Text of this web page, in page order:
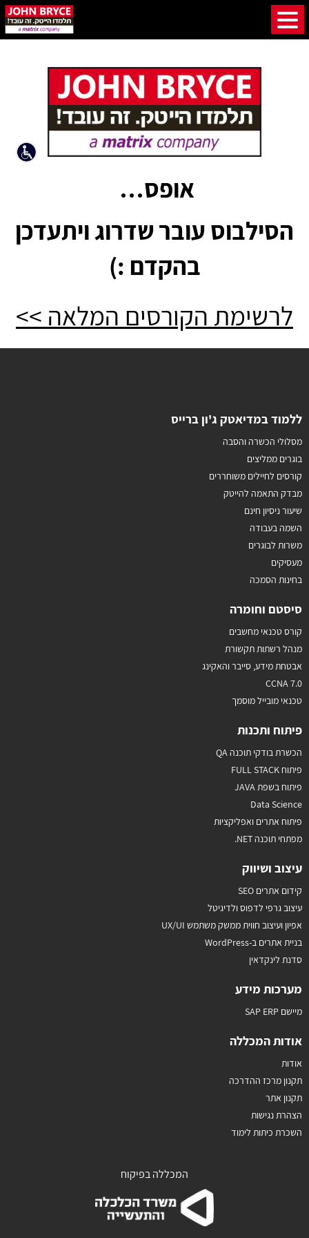
אופס…
הסילבוס עובר שדרוג ויתעדכן
בהקדם :)
לרשימת הקורסים המלאה >>
ללמוד במדיאטק ג'ון ברייס
מסלולי הכשרה והסבה
בוגרים ממליצים
קורסים לחיילים משוחררים
מבדק התאמה להייטק
שיעור ניסיון חינם
השמה בעבודה
משרות לבוגרים
מעסיקים
בחינות הסמכה
סיסטם וחומרה
קורס טכנאי מחשבים
מנהל רשתות תקשורת
אבטחת מידע, סייבר והאקינג
CCNA 7.0
טכנאי מובייל מוסמך
פיתוח ותכנות
הכשרת בודקי תוכנה QA
פיתוח FULL STACK
פיתוח בשפת JAVA
Data Science
פיתוח אתרים ואפליקציות
מפתחי תוכנה NET.
עיצוב ושיווק
קידום אתרים SEO
עיצוב גרפי לדפוס ולדיגיטל
אפיון ועיצוב חווית ממשק משתמש UX/UI
בניית אתרים ב-WordPress
סדנת לינקדאין
מערכות מידע
מיישם SAP ERP
אודות המכללה
אודות
תקנון מרכז ההדרכה
תקנון אתר
הצהרת נגישות
השכרת כיתות לימוד
המכללה בפיקוח